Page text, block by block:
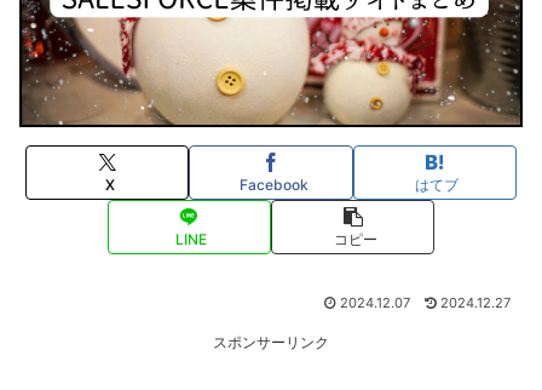
X Facebook はてブ
LINE コピー
2024.12.07 2024.12.27
スポンサーリンク